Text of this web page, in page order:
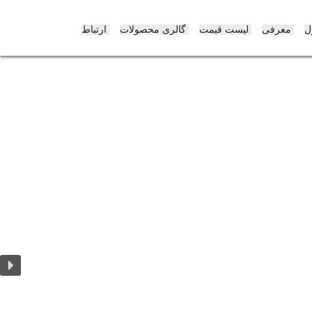
معرفی لیست قیمت گالری محصولات ارتباط